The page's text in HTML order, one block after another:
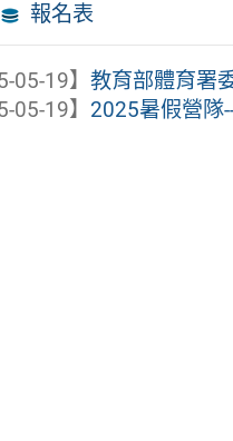
報名表
05-19】教育部體育署
05-19】 2025暑假營隊